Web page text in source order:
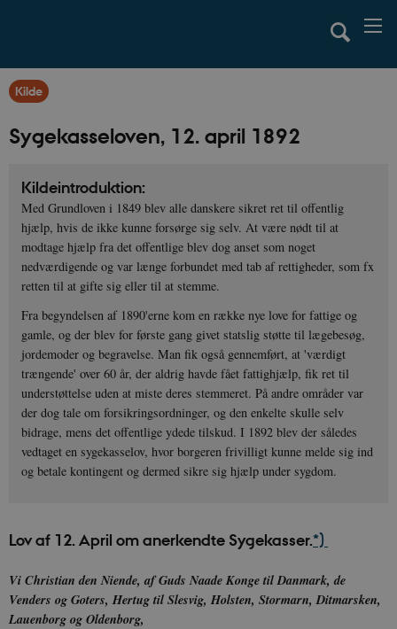
Kilde
Sygekasseloven, 12. april 1892
Kildeintroduktion:
Med Grundloven i 1849 blev alle danskere sikret ret til offentlig
hjælp, hvis de ikke kunne forsørge sig selv. At være nødt til at
modtage hjælp fra det offentlige blev dog anset som noget
nedværdigende og var længe forbundet med tab af rettigheder, som fx
retten til at gifte sig eller til at stemme.
Fra begyndelsen af 1890'erne kom en række nye love for fattige og
gamle, og der blev for første gang givet statslig støtte til lægebesøg,
jordemoder og begravelse. Man fik også gennemført, at 'værdigt
trængende' over 60 år, der aldrig havde fået fattighjælp, fik ret til
understøttelse uden at miste deres stemmeret. På andre områder var
der dog tale om forsikringsordninger, og den enkelte skulle selv
bidrage, mens det offentlige ydede tilskud. I 1892 blev der således
vedtaget en sygekasselov, hvor borgeren frivilligt kunne melde sig ind
og betale kontingent og dermed sikre sig hjælp under sygdom.
Lov af 12. April om anerkendte Sygekasser.*)
Vi Christian den Niende, af Guds Naade Konge til Danmark, de
Venders og Goters, Hertug til Slesvig, Holsten, Stormarn, Ditmarsken,
Lauenborg og Oldenborg,